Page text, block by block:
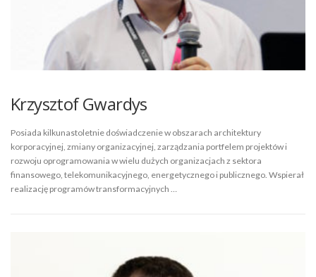
Krzysztof Gwardys
Posiada kilkunastoletnie doświadczenie w obszarach architektury
korporacyjnej, zmiany organizacyjnej, zarządzania portfelem projektów i
rozwoju oprogramowania w wielu dużych organizacjach z sektora
finansowego, telekomunikacyjnego, energetycznego i publicznego. Wspierał
realizację programów transformacyjnych …